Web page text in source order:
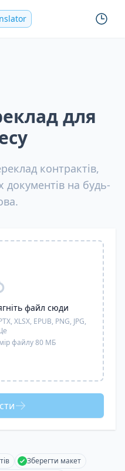
для
контрактів,
документів на будь-
файл сюди
XLSX, EPUB, PNG, JPG,
файлу 80 МБ
Зберегти макет